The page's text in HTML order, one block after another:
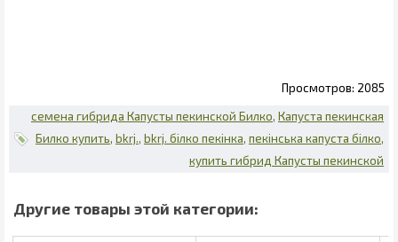
2085
семена гибрида Капусты пекинской Билко Капуста пекинская
Билко купить bkrj. bkrj. білко пекінка пекінська капуста білко
купить гибрид Капусты пекинской